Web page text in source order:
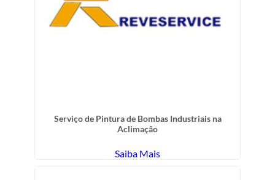
Serviço de Pintura de Bombas Industriais na
Aclimação
Saiba Mais